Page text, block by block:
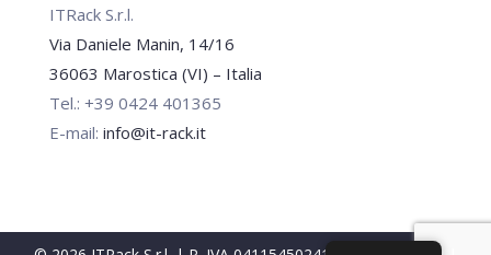
ITRack S.r.l.
Via Daniele Manin, 14/16
36063 Marostica (VI) – Italia
Tel.: +39 0424 401365
E-mail: info@it-rack.it